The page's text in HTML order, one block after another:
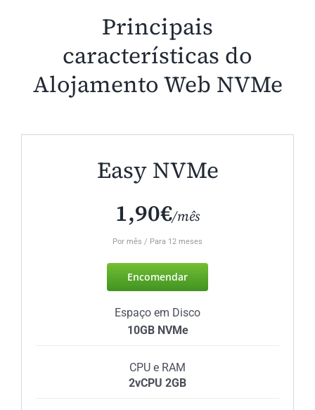
Principais
características do
Alojamento Web NVMe
Easy NVMe
1,90€/mês
Por mês / Para 12 meses
Encomendar
Espaço em Disco
10GB NVMe
CPU e RAM
2vCPU 2GB